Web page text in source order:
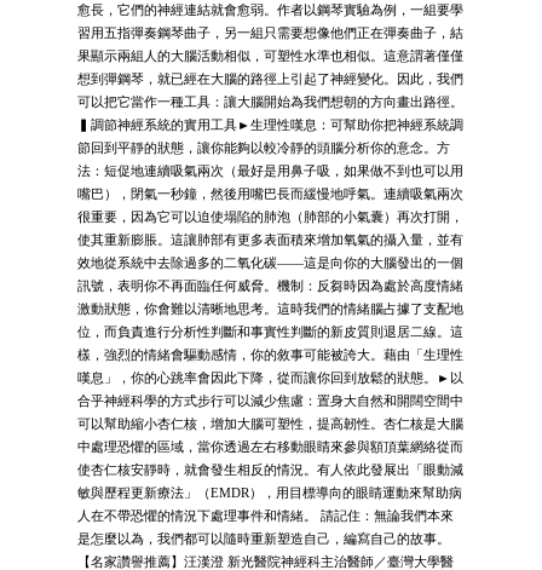
愈長，它們的神經連結就會愈弱。作者以鋼琴實驗為例，一組要學
習用五指彈奏鋼琴曲子，另一組只需要想像他們正在彈奏曲子，結
果顯示兩組人的大腦活動相似，可塑性水準也相似。這意謂著僅僅
想到彈鋼琴，就已經在大腦的路徑上引起了神經變化。因此，我們
可以把它當作一種工具：讓大腦開始為我們想朝的方向畫出路徑。
▍調節神經系統的實用工具►生理性嘆息：可幫助你把神經系統調
節回到平靜的狀態，讓你能夠以較冷靜的頭腦分析你的意念。方
法：短促地連續吸氣兩次（最好是用鼻子吸，如果做不到也可以用
嘴巴），閉氣一秒鐘，然後用嘴巴長而緩慢地呼氣。連續吸氣兩次
很重要，因為它可以迫使塌陷的肺泡（肺部的小氣囊）再次打開，
使其重新膨脹。這讓肺部有更多表面積來增加氧氣的攝入量，並有
效地從系統中去除過多的二氧化碳——這是向你的大腦發出的一個
訊號，表明你不再面臨任何威脅。機制：反芻時因為處於高度情緒
激動狀態，你會難以清晰地思考。這時我們的情緒腦占據了支配地
位，而負責進行分析性判斷和事實性判斷的新皮質則退居二線。這
樣，強烈的情緒會驅動感情，你的敘事可能被誇大。藉由「生理性
嘆息」，你的心跳率會因此下降，從而讓你回到放鬆的狀態。►以
合乎神經科學的方式步行可以減少焦慮：置身大自然和開闊空間中
可以幫助縮小杏仁核，增加大腦可塑性，提高韌性。杏仁核是大腦
中處理恐懼的區域，當你透過左右移動眼睛來參與額頂葉網絡從而
使杏仁核安靜時，就會發生相反的情況。有人依此發展出「眼動減
敏與歷程更新療法」（EMDR），用目標導向的眼睛運動來幫助病
人在不帶恐懼的情況下處理事件和情緒。 請記住：無論我們本來
是怎麼以為，我們都可以隨時重新塑造自己，編寫自己的故事。
【名家讚譽推薦】汪漢澄 新光醫院神經科主治醫師／臺灣大學醫